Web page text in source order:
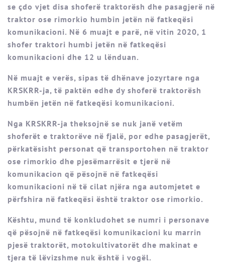
se çdo vjet disa shoferë traktorësh dhe pasagjerë në
traktor ose rimorkio humbin jetën në fatkeqësi
komunikacioni. Në 6 muajt e parë, në vitin 2020, 1
shofer traktori humbi jetën në fatkeqësi
komunikacioni dhe 12 u lënduan.
Në muajt e verës, sipas të dhënave jozyrtare nga
KRSKRR-ja, të paktën edhe dy shoferë traktorësh
humbën jetën në fatkeqësi komunikacioni.
Nga KRSKRR-ja theksojnë se nuk janë vetëm
shoferët e traktorëve në fjalë, por edhe pasagjerët,
përkatësisht personat që transportohen në traktor
ose rimorkio dhe pjesëmarrësit e tjerë në
komunikacion që pësojnë në fatkeqësi
komunikacioni në të cilat njëra nga automjetet e
përfshira në fatkeqësi është traktor ose rimorkio.
Kështu, mund të konkludohet se numri i personave
që pësojnë në fatkeqësi komunikacioni ku marrin
pjesë traktorët, motokultivatorët dhe makinat e
tjera të lëvizshme nuk është i vogël.